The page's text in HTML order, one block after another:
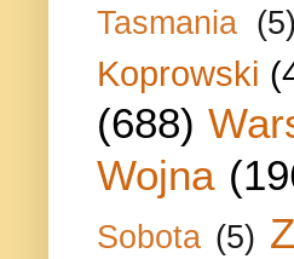
Tasmania (5)
Koprowski
(688)
Wojna
Sobota (5)